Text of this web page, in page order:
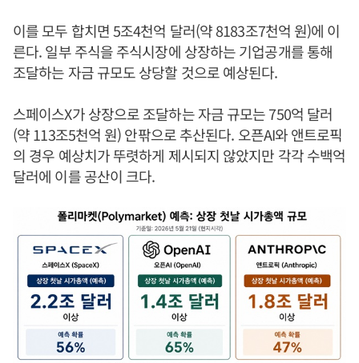
이를 모두 합치면 5조4천억 달러(약 8183조7천억 원)에 이
른다. 일부 주식을 주식시장에 상장하는 기업공개를 통해
조달하는 자금 규모도 상당할 것으로 예상된다.
스페이스X가 상장으로 조달하는 자금 규모는 750억 달러
(약 113조5천억 원) 안팎으로 추산된다. 오픈AI와 앤트로픽
의 경우 예상치가 뚜렷하게 제시되지 않았지만 각각 수백억
달러에 이를 공산이 크다.